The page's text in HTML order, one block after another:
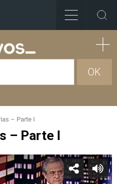
OK
– Parte I
– Parte I